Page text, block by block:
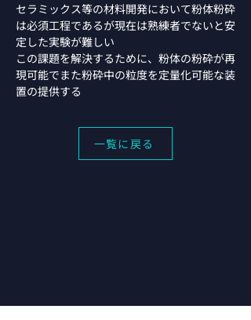
セラミックス等の材料開発において粉体粉砕
は必須工程であるが現在は熟練者でないと安
定した実験が難しい
この課題を解決するために、粉体の粉砕が再
現可能でまた粉砕中の粒度を定量化可能な装
置の提供する
一覧に戻る